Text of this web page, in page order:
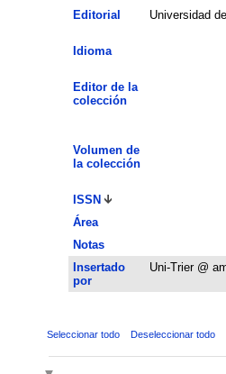
Editorial Universidad
Idioma
Editor de la
colección
Volumen de
la colección
ISSN
Área
Notas
Insertado
por
Uni-Trier @
Seleccionar todo Deseleccionar todo